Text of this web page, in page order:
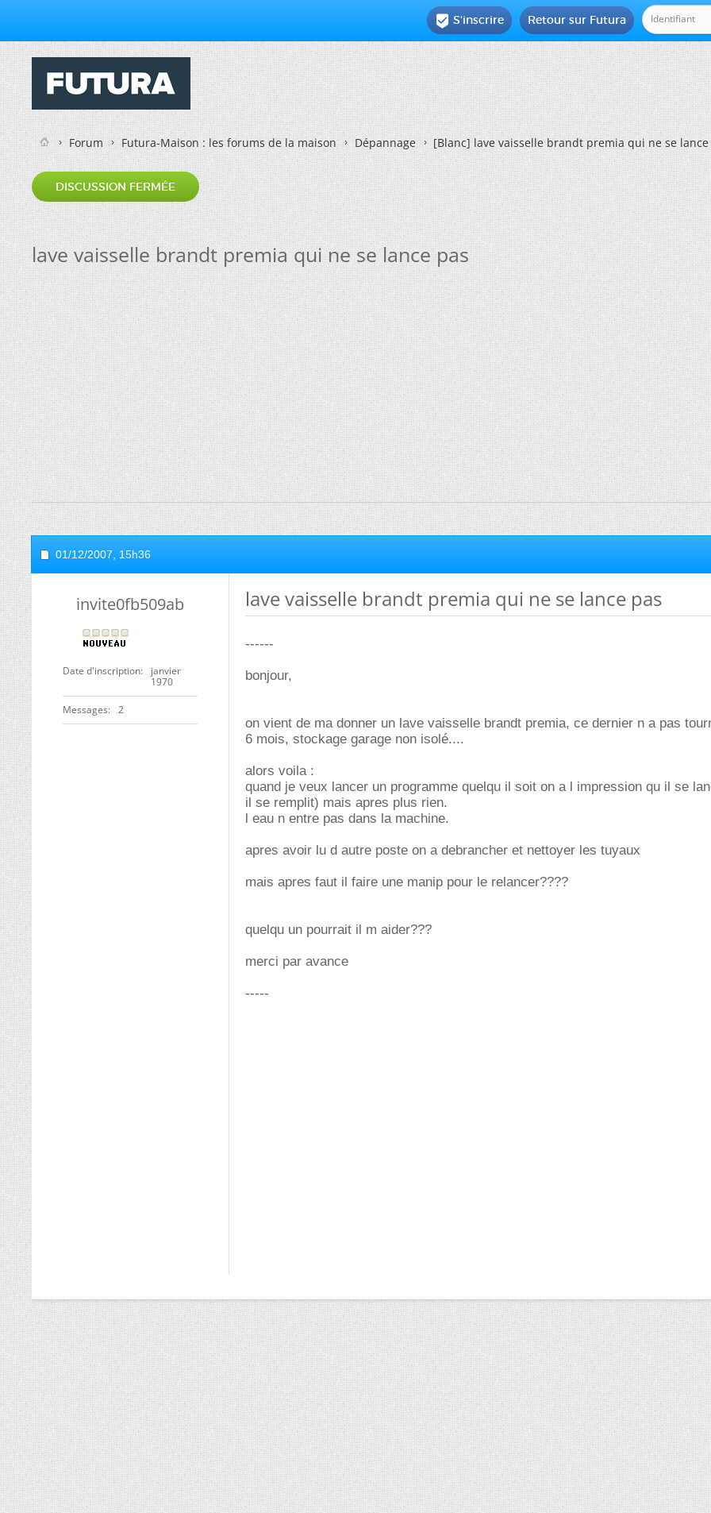
Retour sur Futura
 S'inscrire
Forum Futura-Maison : les forums de la maison Dépannage [Blanc]lave vaisselle brandt premia qui ne se lance
DISCUSSION FERMÉE
lave vaisselle brandt premia qui ne se lance pas
01/12/2007, 15h36
invite0fb509ab
Date d'inscription
janvier
1970
Messages 2
lave vaisselle brandt premia qui ne se lance pas
------
bonjour,
on vient de ma donner un lave vaisselle brandt premia, ce dernier n a pas
6 mois, stockage garage non isolé....
alors voila :
quand je veux lancer un programme quelqu il soit on a l impression qu il se
il se remplit) mais apres plus rien.
l eau n entre pas dans la machine.
apres avoir lu d autre poste on a debrancher et nettoyer les tuyaux
mais apres faut il faire une manip pour le relancer????
quelqu un pourrait il m aider???
merci par avance
-----